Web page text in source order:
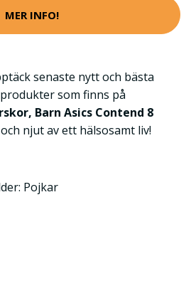
MER INFO!
senaste nytt och bästa
som finns på
Barn Asics Contend 8
njut av ett hälsosamt liv!
Pojkar